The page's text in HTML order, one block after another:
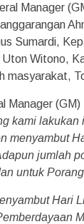
Manager
Sumardi,
Witono,
masyarakat,
Manager
kami
menyambut
jumlah
untuk
Hari